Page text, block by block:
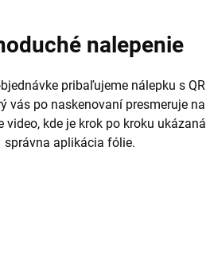
nalepenie
pribaľujeme nálepku s QR
vás po naskenovaní presmeruje na
video, kde je krok po kroku ukázaná
správna aplikácia fólie.